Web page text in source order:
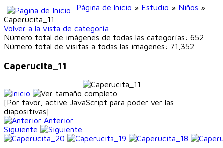
Página de Inicio » Estudio » Niños »
Caperucita_11
Volver a la vista de categoría
Número total de imágenes de todas las categorías: 652
Número total de visitas a todas las imágenes: 71,352
Caperucita_11
[Por favor, active JavaScript para poder ver las
diapositivas]
Anterior
Siguiente